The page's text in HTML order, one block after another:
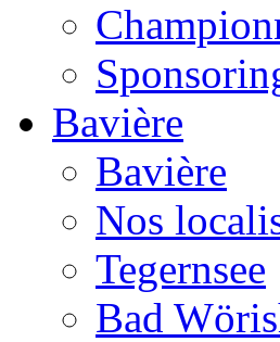
Bavière
Bavière
Nos
Tegernsee
Bad